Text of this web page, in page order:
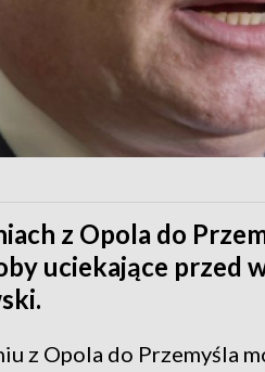
z Opola do
uciekające przed
z Opola do Przemyśla